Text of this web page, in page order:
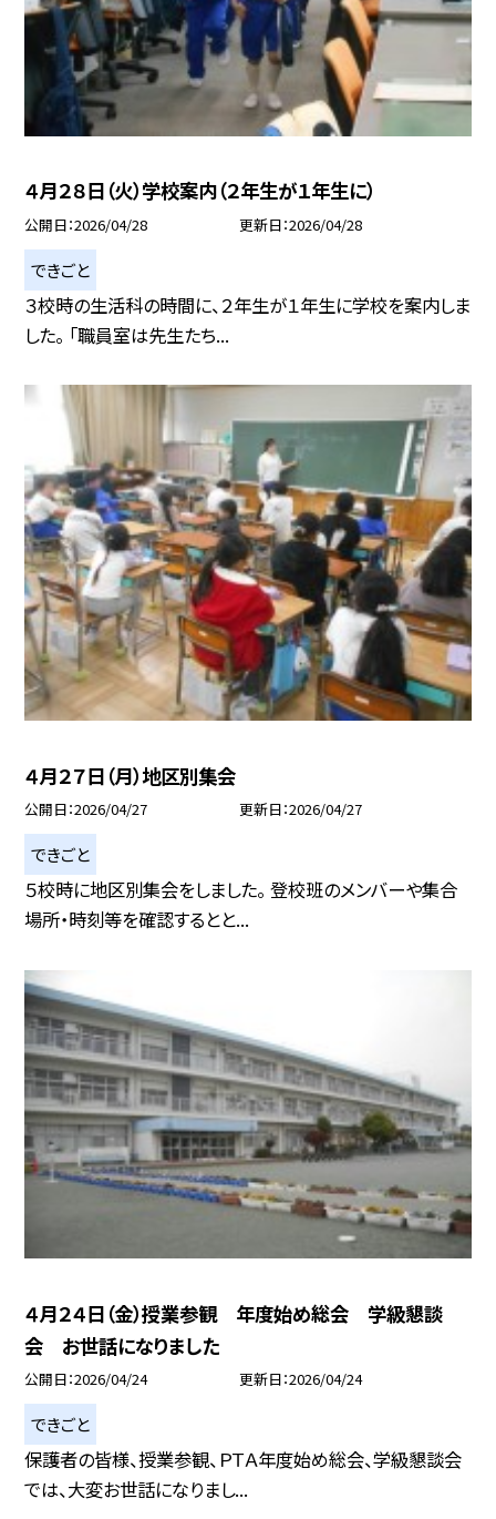
４月２８日（火）学校案内（２年生が１年生に）
公開日 2026/04/28 更新日 2026/04/28
できごと
３校時の生活科の時間に、２年生が１年生に学校を案内しま
した。 「職員室は先生たち...
４月２７日（月）地区別集会
公開日 2026/04/27 更新日 2026/04/27
できごと
５校時に地区別集会をしました。 登校班のメンバーや集合
場所・時刻等を確認するとと...
４月２４日（金）授業参観 年度始め総会 学級懇談
会 お世話になりました
公開日 2026/04/24 更新日 2026/04/24
できごと
保護者の皆様、授業参観、ＰＴＡ年度始め総会、学級懇談会
では、大変お世話になりまし...